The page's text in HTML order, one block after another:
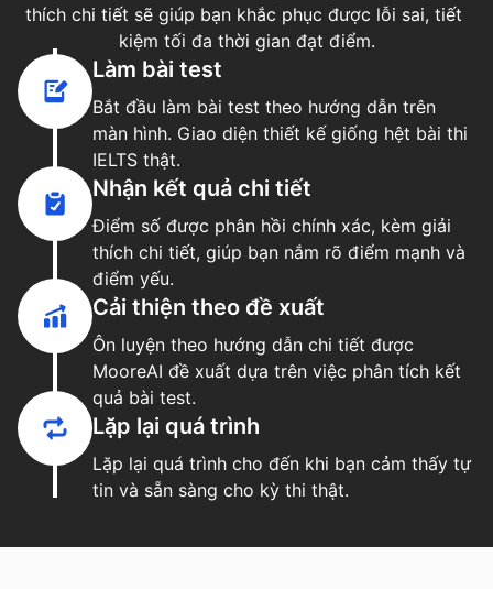
thích chi tiết sẽ giúp bạn khắc phục được lỗi sai, tiết
kiệm tối đa thời gian đạt điểm.
Làm bài test
Bắt đầu làm bài test theo hướng dẫn trên
màn hình. Giao diện thiết kế giống hệt bài thi
IELTS thật.
Nhận kết quả chi tiết
Điểm số được phân hồi chính xác, kèm giải
thích chi tiết, giúp bạn nắm rõ điểm mạnh và
điểm yếu.
Cải thiện theo đề xuất
Ôn luyện theo hướng dẫn chi tiết được
MooreAI đề xuất dựa trên việc phân tích kết
quả bài test.
Lặp lại quá trình
Lặp lại quá trình cho đến khi bạn cảm thấy tự
tin và sẵn sàng cho kỳ thi thật.